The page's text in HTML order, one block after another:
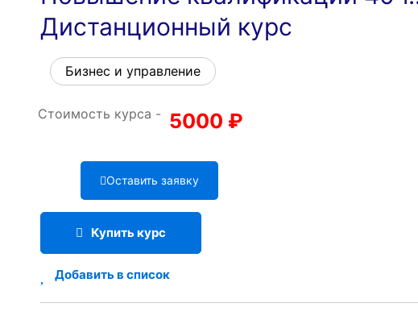
Дистанционный курс
Бизнес и управление
Стоимость курса - 5000 ₽
Оставить заявку
Купить курс
Добавить в список